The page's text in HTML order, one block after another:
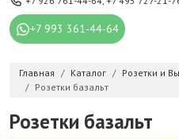
+7 993 361-44-64
Главная Каталог Розетки и
Розетки базальт
Розетки базальт